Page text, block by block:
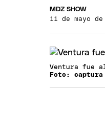
MDZ SHOW
11 de mayo
Ventura fue
Foto: